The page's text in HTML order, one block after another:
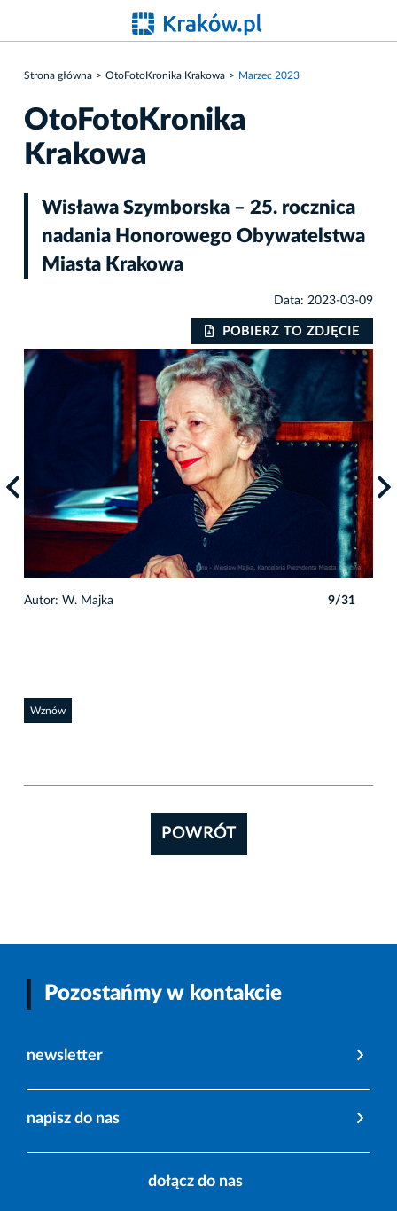
Strona główna OtoFotoKronika Krakowa Marzec 2023
OtoFotoKronika
Krakowa
Wisława Szymborska – 25. rocznica
nadania Honorowego Obywatelstwa
Miasta Krakowa
Data: 2023-03-09
POBIERZ TO ZDJĘCIE
Autor: W. Majka 9/31
Wznów
POWRÓT
Pozostańmy w kontakcie
newsletter
napisz do nas
dołącz do nas